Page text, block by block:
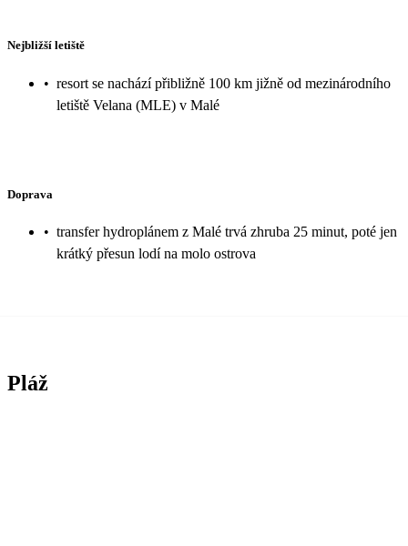
Nejbližší letiště
• resort se nachází přibližně 100 km jižně od mezinárodního
letiště Velana (MLE) v Malé
Doprava
• transfer hydroplánem z Malé trvá zhruba 25 minut, poté jen
krátký přesun lodí na molo ostrova
Pláž